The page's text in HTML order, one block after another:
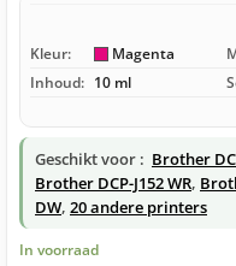
Kleur: Magenta
Inhoud: 10 ml
Geschikt voor : Brother
Brother DCP-J152 WR,
DW, 20 andere printers
In voorraad